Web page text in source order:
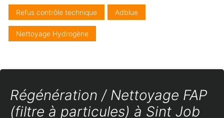
Refus contrôle technique Adblue
Nettoyage Hydrogène
Régénération / Nettoyage FAP
(filtre à particules) à Sint Job